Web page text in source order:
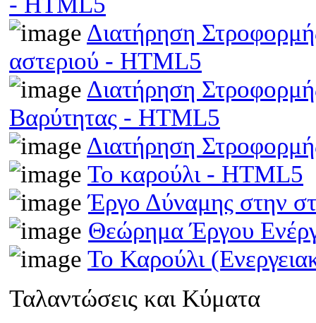
Διατήρηση
αστεριού - HTML5
Διατήρηση
Βαρύτητας - HTML5
Διατήρηση
Το καρούλι - HTML5
Έργο Δύναμης στην
Θεώρημα Έργου
Το Καρούλι
Ταλαντώσεις και Κύματα